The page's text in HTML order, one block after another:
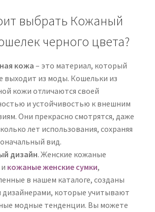
выбрать Кожаный
черного цвета?
кожа – это материал, который
выходит из моды. Кошельки из
кожи отличаются своей
и устойчивостью к внешним
Они прекрасно смотрятся, даже
лет использования, сохраняя
вид.
дизайн. Женские кожаные
кожаные женские сумки,
в нашем каталоге, созданы
которые учитывают
модные тенденции. Вы можете